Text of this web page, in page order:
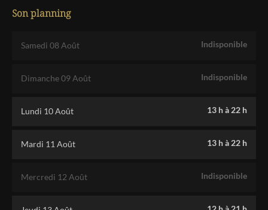
Son planning
Samedi 08 Août Indisponible
Dimanche 09 Août Indisponible
Lundi 10 Août 13 hà 22 h
Mardi 11 Août 13 hà 22 h
Mercredi 12 Août Indisponible